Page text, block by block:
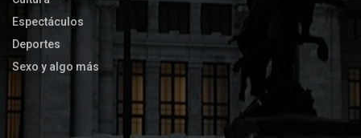
Espectáculos
Deportes
Sexo y algo más